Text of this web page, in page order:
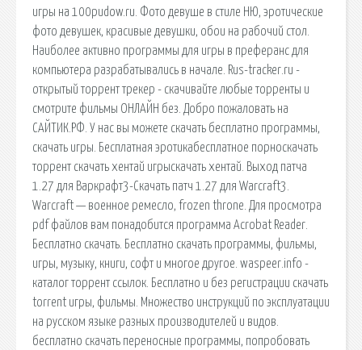
игры на 100pudow.ru. Фото девуше в стиле НЮ, эротические
фото девушек, красивые девушки, обои на рабочий стол.
Наиболее активно программы для игры в преферанс для
компьютера разрабатывались в начале. Rus-tracker.ru -
открытый торрент трекер - скачивайте любые торренты и
смотрите фильмы ОНЛАЙН без. Добро пожаловать на
САЙТИК.РФ. У нас вы можете скачать бесплатно программы,
скачать игры. Бесплатная эротикабесплатное порноскачать
торрент скачать хентай игрыскачать хентай. Выход патча
1.27 для Варкрафт3-Скачать патч 1.27 для Warcraft3.
Warcraft — военное ремесло, frozen throne. Для просмотра
pdf файлов вам понадобится программа Acrobat Reader.
Бесплатно скачать. Бесплатно скачать программы, фильмы,
игры, музыку, книги, софт и многое другое. waspeer.info -
каталог торрент ссылок. Бесплатно и без регистрации скачать
torrent игры, фильмы. Множество инструкций по эксплуатации
на русском языке разных производителей и видов.
бесплатно скачать переносные программы, попробовать